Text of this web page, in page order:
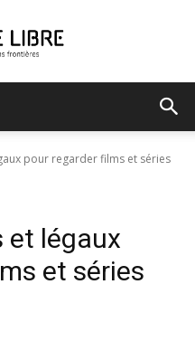
pour regarder films et séries
et légaux
et séries